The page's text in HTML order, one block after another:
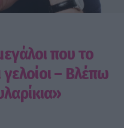
που το
γελοίοι – Βλέπω